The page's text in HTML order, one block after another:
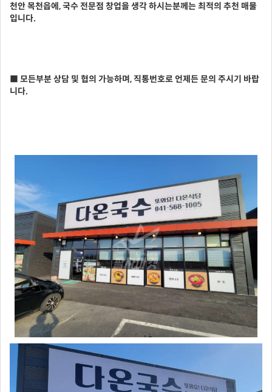
천안 목천읍에, 국수 전문점 창업을 생각 하시는분께는 최적의 추천 매물
입니다.
■ 모든부분 상담 및 협의 가능하며, 직통번호로 언제든 문의 주시기 바랍
니다.